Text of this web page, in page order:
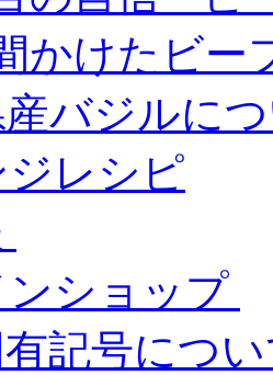
かけたビー
バジルに
ジレシピ
ショップ
記号につ